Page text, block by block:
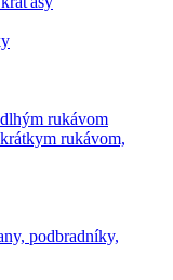
rukávom
rukávom,
podbradníky,